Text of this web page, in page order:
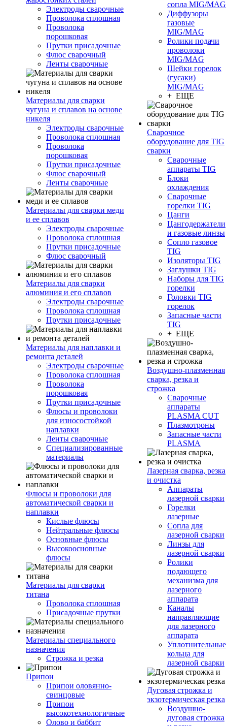
Электроды сварочные
Проволока сплошная
Проволока
порошковая
Прутки присадочные
Флюс сварочный
Ленты сварочные
Материалы для сварки
чугуна и сплавов на основе
никеля
Электроды сварочные
Проволока сплошная
Проволока
порошковая
Прутки присадочные
Флюс сварочный
Ленты сварочные
Материалы для сварки меди
и ее сплавов
Электроды сварочные
Проволока сплошная
Прутки присадочные
Флюс сварочный
Материалы для сварки
алюминия и его сплавов
Электроды сварочные
Проволока сплошная
Прутки присадочные
Материалы для наплавки и
ремонта деталей
Электроды сварочные
Проволока сплошная
Проволока
порошковая
Прутки присадочные
Флюсы и проволоки
для износостойкой
наплавки
Ленты сварочные
Специализированные
материалы
Флюсы и проволоки для
автоматической сварки и
наплавки
Кислые флюсы
Нейтральные флюсы
Основные флюсы
Высокоосновные
флюсы
Материалы для сварки
титана
Проволока сплошная
Присадочные прутки
Материалы специального
назначения
Строжка и резка
Припои
Припои оловянно-
свинцовые
Припои
высокотехнологичные
Олово и баббит
сопла MIG/MAG
Диффузоры
газовые
MIG/MAG
Ролики подачи
проволоки
MIG/MAG
Шейки горелок
(гусаки)
MIG/MAG
+ ЕЩЕ
Сварочное
оборудование для TIG
сварки
Сварочные
аппараты TIG
Блоки
охлаждения
Сварочные
горелки TIG
Цанги
Цангодержатели
и газовые линзы
Сопло газовое
TIG
Изоляторы TIG
Заглушки TIG
Наборы для TIG
горелки
Головки TIG
горелок
Запасные части
TIG
+ ЕЩЕ
Воздушно-плазменная
сварка, резка и
строжка
Сварочные
аппараты
PLASMA CUT
Плазмотроны
Запасные части
PLASMA
Лазерная сварка, резка
и очистка
Аппараты
лазерной сварки
Горелки
лазерные
Сопла для
лазерной сварки
Линзы для
лазерной сварки
Ролики
подающего
механизма для
лазерного
аппарата
Каналы
направляющие
для лазерного
аппарата
Уплотнительные
кольца для
лазерной сварки
Дуговая строжка и
экзотермическая резка
Воздушно-
дуговая строжка